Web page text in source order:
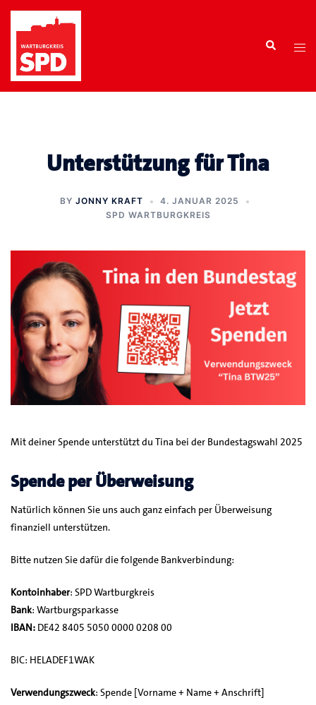
Zum
springen
Search
Unterstützung für Tina
BY JONNY KRAFT
4. JANUAR 2025
SPD WARTBURGKREIS
Mit deiner Spende unterstützt du Tina bei der Bundestagswahl 2025
Spende per Überweisung
Natürlich können Sie uns auch ganz einfach per Überweisung
finanziell unterstützen.
Bitte nutzen Sie dafür die folgende Bankverbindung:
Kontoinhaber: SPD Wartburgkreis
Bank: Wartburgsparkasse
IBAN: DE42 8405 5050 0000 0208 00
BIC: HELADEF1WAK
Verwendungszweck: Spende [Vorname + Name + Anschrift]